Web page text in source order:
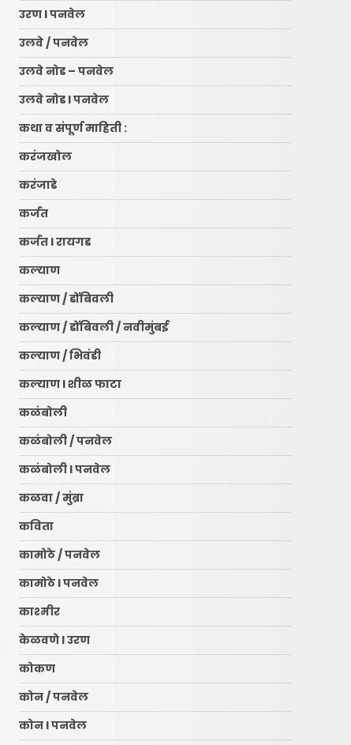
उरण l पनवेल
उलवे / पनवेल
उलवे नोड – पनवेल
उलवे नोड l पनवेल
कथा व संपूर्ण माहिती :
करंजखोल
करंजाडे
कर्जत
कर्जत l रायगड
कल्याण
कल्याण / डोंबिवली
कल्याण / डोंबिवली / नवीमुंबई
कल्याण / भिवंडी
कल्याण l शीळ फाटा
कळंबोली
कळंबोली / पनवेल
कळंबोली l पनवेल
कळवा / मुंब्रा
कविता
कामोठे / पनवेल
कामोठे l पनवेल
काश्मीर
केळवणे l उरण
कोकण
कोन / पनवेल
कोन l पनवेल